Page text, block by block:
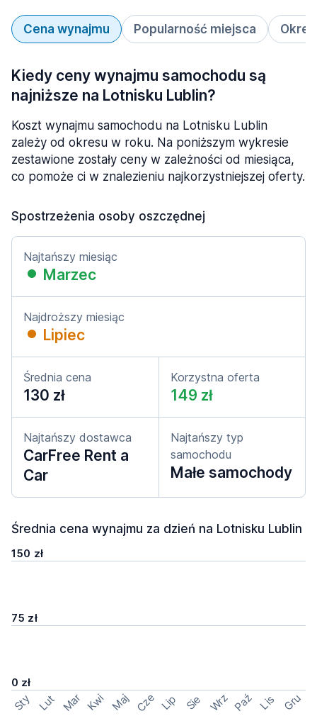
Cena wynajmu Popularność miejsca
Kiedy ceny wynajmu samochodu są
najniższe na Lotnisku Lublin?
Koszt wynajmu samochodu na Lotnisku Lublin
zależy od okresu w roku. Na poniższym wykresie
zestawione zostały ceny w zależności od miesiąca,
co pomoże ci w znalezieniu najkorzystniejszej oferty.
Spostrzeżenia osoby oszczędnej
Najtańszy miesiąc
Marzec
Najdroższy miesiąc
Lipiec
Średnia cena
130 zł
Korzystna oferta
149 zł
Najtańszy dostawca
CarFree Rent a
Car
Najtańszy typ
samochodu
Małe samochody
Średnia cena wynajmu za dzień na Lotnisku Lublin
150 zł
75 zł
0 zł
Sty Lut Mar Kwi Maj Cze Lip Sie Wrz Paź Lis Gru